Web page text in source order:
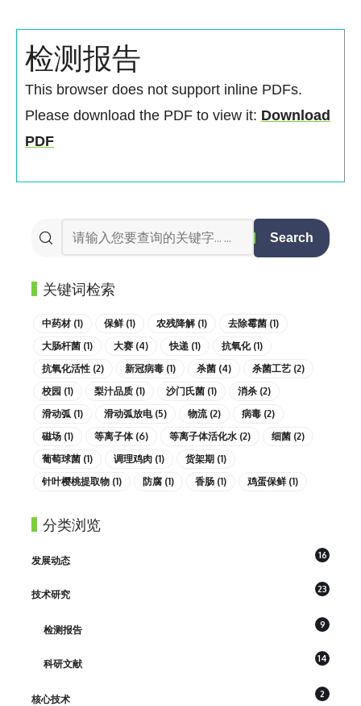
检测报告
This browser does not support inline PDFs.
Please download the PDF to view it: Download
PDF
关键词检索
中药材(1) 保鲜(1) 农残降解 (1) 去除霉菌 (1)
大肠杆菌 (1) 大赛 (4) 快递 (1) 抗氧化(1)
抗氧化活性 (2) 新冠病毒 (1) 杀菌 (4) 杀菌工艺 (2)
校园 (1) 梨汁品质 (1) 沙门氏菌 (1) 消杀 (2)
滑动弧 (1) 滑动弧放电(5) 物流(2) 病毒 (2)
磁场 (1) 等离子体(6) 等离子体活化水 (2) 细菌 (2)
葡萄球菌 (1) 调理鸡肉 (1) 货架期 (1)
针叶樱桃提取物 (1) 防腐 (1) 香肠 (1) 鸡蛋保鲜(1)
分类浏览
发展动态 16
技术研究 23
检测报告 9
科研文献 14
核心技术 2